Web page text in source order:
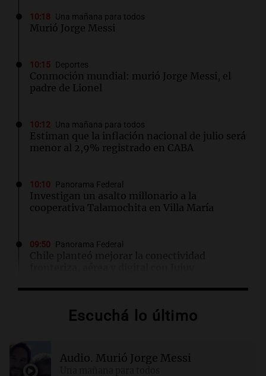
10:18 Una mañana para todos
Murió Jorge Messi
10:15 Deportes
Conmoción mundial: murió Jorge Messi, el
padre de Lionel
10:12 Una mañana para todos
Estiman que la inflación nacional de julio será
menor al 2,9% registrado en CABA
10:10 Panorama Federal
Investigan un asalto millonario a la
cooperativa Talamochita en Villa María
09:50 Panorama Federal
Chile planteó mejorar la conectividad
Instituto busca ganarle de local a Gimnasia de
Escuchá lo último
Audio. Murió Jorge Messi